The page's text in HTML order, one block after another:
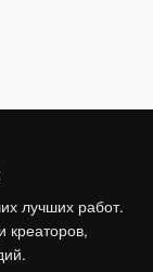
лучших работ.
креаторов,